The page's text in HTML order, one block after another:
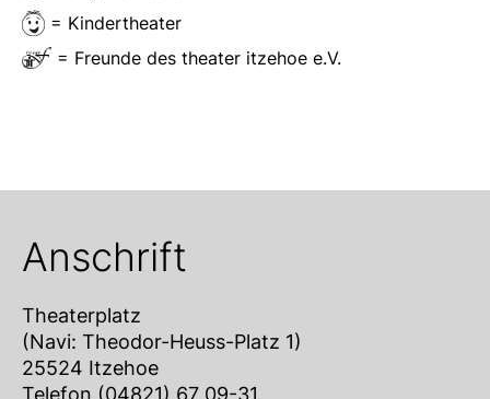
= Kindertheater
= Freunde des theater itzehoe e.V.
Anschrift
Theaterplatz
(Navi: Theodor-Heuss-Platz 1)
25524 Itzehoe
Telefon (04821) 67 09-31